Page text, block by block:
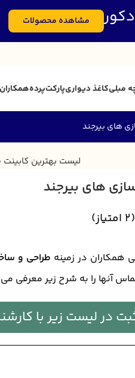
مبلیکاغذ دیواریپارکتپردههمکاران
های بیرجند
های بیرجند
همکاران در زمینه طراحی و
آنها را به شرح زیر معرفی
در لیست زیر با
مشاهده محصولات